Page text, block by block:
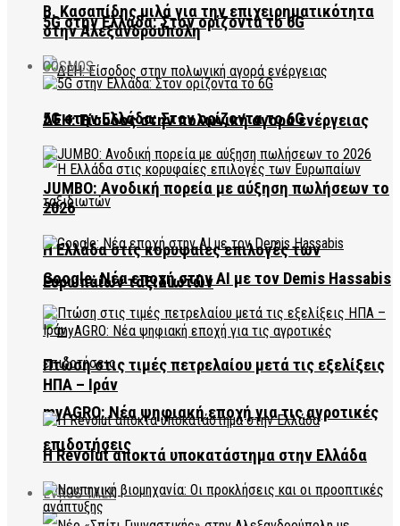
5G στην Ελλάδα: Στον ορίζοντα το 6G
ΔΕΗ: Είσοδος στην πολωνική αγορά ενέργειας
Η Ελλάδα στις κορυφαίες επιλογές των
Ευρωπαίων ταξιδιωτών
myAGRO: Νέα ψηφιακή εποχή για τις αγροτικές
επιδοτήσεις
EVROS TALK
Β. Κασαπίδης μιλά για την επιχειρηματικότητα
στην Αλεξανδρούπολη
COSMOS
5G στην Ελλάδα: Στον ορίζοντα το 6G
JUMBO: Ανοδική πορεία με αύξηση πωλήσεων το
2026
Google: Νέα εποχή στην AI με τον Demis Hassabis
Πτώση στις τιμές πετρελαίου μετά τις εξελίξεις
ΗΠΑ – Ιράν
Η Revolut αποκτά υποκατάστημα στην Ελλάδα